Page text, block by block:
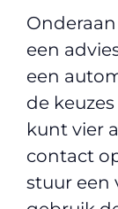
een
een
de
kunt vier
contact
stuur een